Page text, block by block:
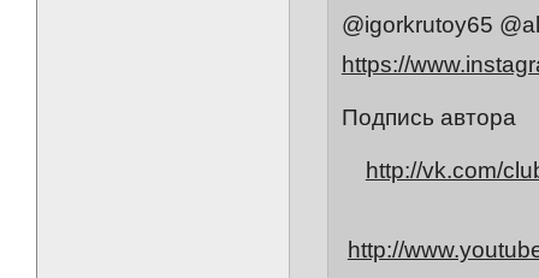
@igorkrutoy65
https://
Подпись автора
http://vk.com/
http://